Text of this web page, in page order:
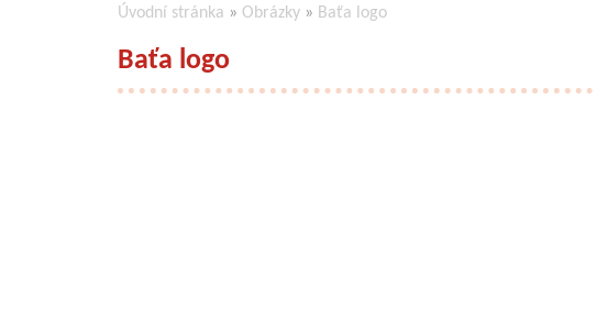
Úvodní stránka » Obrázky » Baťa logo
Baťa logo